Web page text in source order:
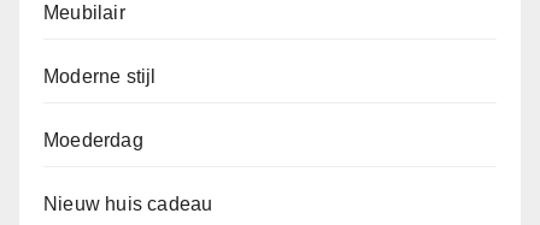
Meubilair
Moderne stijl
Moederdag
Nieuw huis cadeau